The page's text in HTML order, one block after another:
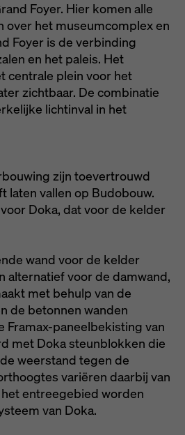
Foyer. Hier komen alle
over het museumcomplex en
Foyer is de verbinding
en het paleis. Het
centrale plein voor het
zichtbaar. De combinatie
lichtinval in het
zijn toevertrouwd
laten vallen op Budobouw.
Doka, dat voor de kelder
wand voor de kelder
alternatief voor de damwand,
met behulp van de
de betonnen wanden
paneelbekisting van
met Doka steunblokken die
weerstand tegen de
variëren daarbij van
entreegebied worden
van Doka.